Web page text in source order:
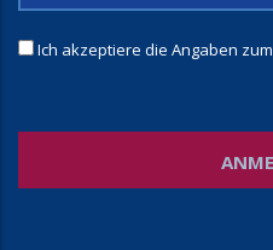
Ich akzeptiere die Angaben zum